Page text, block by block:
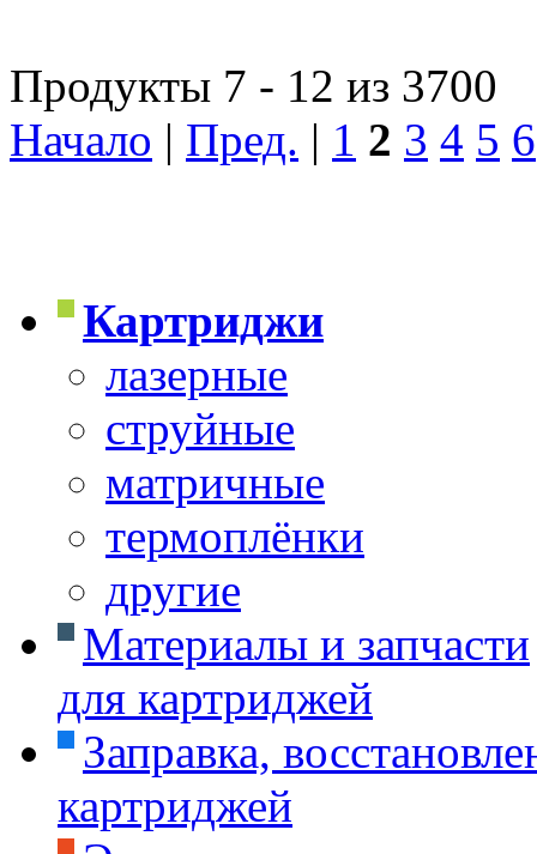
Продукты 7 - 12 из 3700
Начало | Пред. | 1 2 3 4 5 6
Картриджи
лазерные
струйные
матричные
термоплёнки
другие
Материалы и запчасти
для картриджей
Заправка,
картриджей